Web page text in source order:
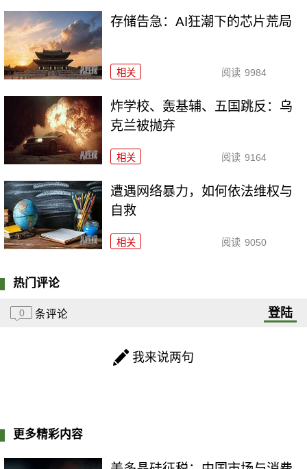
存储告急：AI狂潮下的芯片荒局
相关 阅读 9984
炸学校、轰基辅、五国跳反：乌
克兰被抛弃
相关 阅读 9164
遭遇网络暴力，如何依法维权与
自救
相关 阅读 9050
热门评论
0 条评论 登陆
我来说两句
更多精彩内容